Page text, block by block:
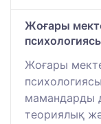
Жоғары
Жоғары
мамандарды
теориялық